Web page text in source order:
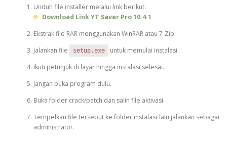
Unduh file installer melalui link berikut:
Download Link YT Saver Pro 10.4.1
Ekstrak file RAR menggunakan WinRAR atau 7-Zip.
Jalankan file
setup.exe
untuk memulai instalasi.
Ikuti petunjuk di layar hingga instalasi selesai.
Jangan buka program dulu.
Buka folder crack/patch dan salin file aktivasi.
Tempelkan file tersebut ke folder instalasi lalu jalankan sebagai
administrator.